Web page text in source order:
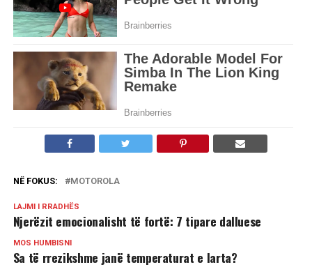
NË FOKUS: MOTOROLA
LAJMI I RRADHËS
Njerëzit emocionalisht të fortë: 7 tipare dalluese
MOS HUMBISNI
Sa të rrezikshme janë temperaturat e larta?